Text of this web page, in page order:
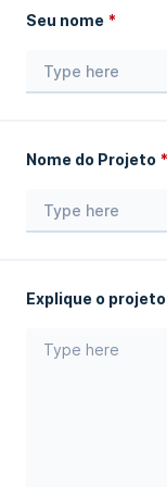
Seu nome
Nome do Projeto
Explique o projeto